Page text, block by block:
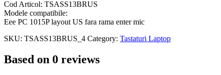
mic
quantity
Cod Articol: TSASS13BRUS
Modele compatibile:
Eee PC 1015P layout US fara rama enter mic
SKU: TSASS13BRUS_4 Category: Tastaturi Laptop
Based on 0 reviews